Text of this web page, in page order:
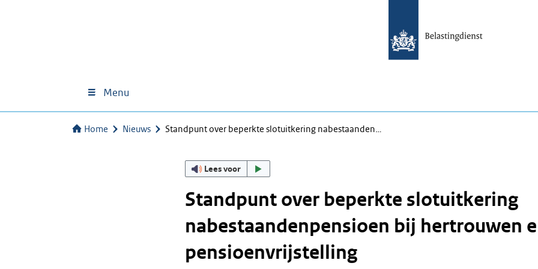
Menu
Home Nieuws Standpunt over beperkte slotuitkering nabestaanden…
Lees voor
Standpunt over beperkte slotuitkering
nabestaandenpensioen bij hertrouwen
pensioenvrijstelling